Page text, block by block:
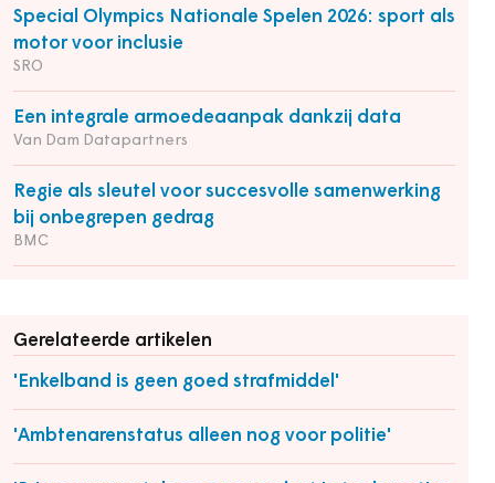
Special Olympics Nationale Spelen 2026: sport als
motor voor inclusie
SRO
Een integrale armoedeaanpak dankzij data
Van Dam Datapartners
Regie als sleutel voor succesvolle samenwerking
bij onbegrepen gedrag
BMC
Gerelateerde artikelen
'Enkelband is geen goed strafmiddel'
'Ambtenarenstatus alleen nog voor politie'